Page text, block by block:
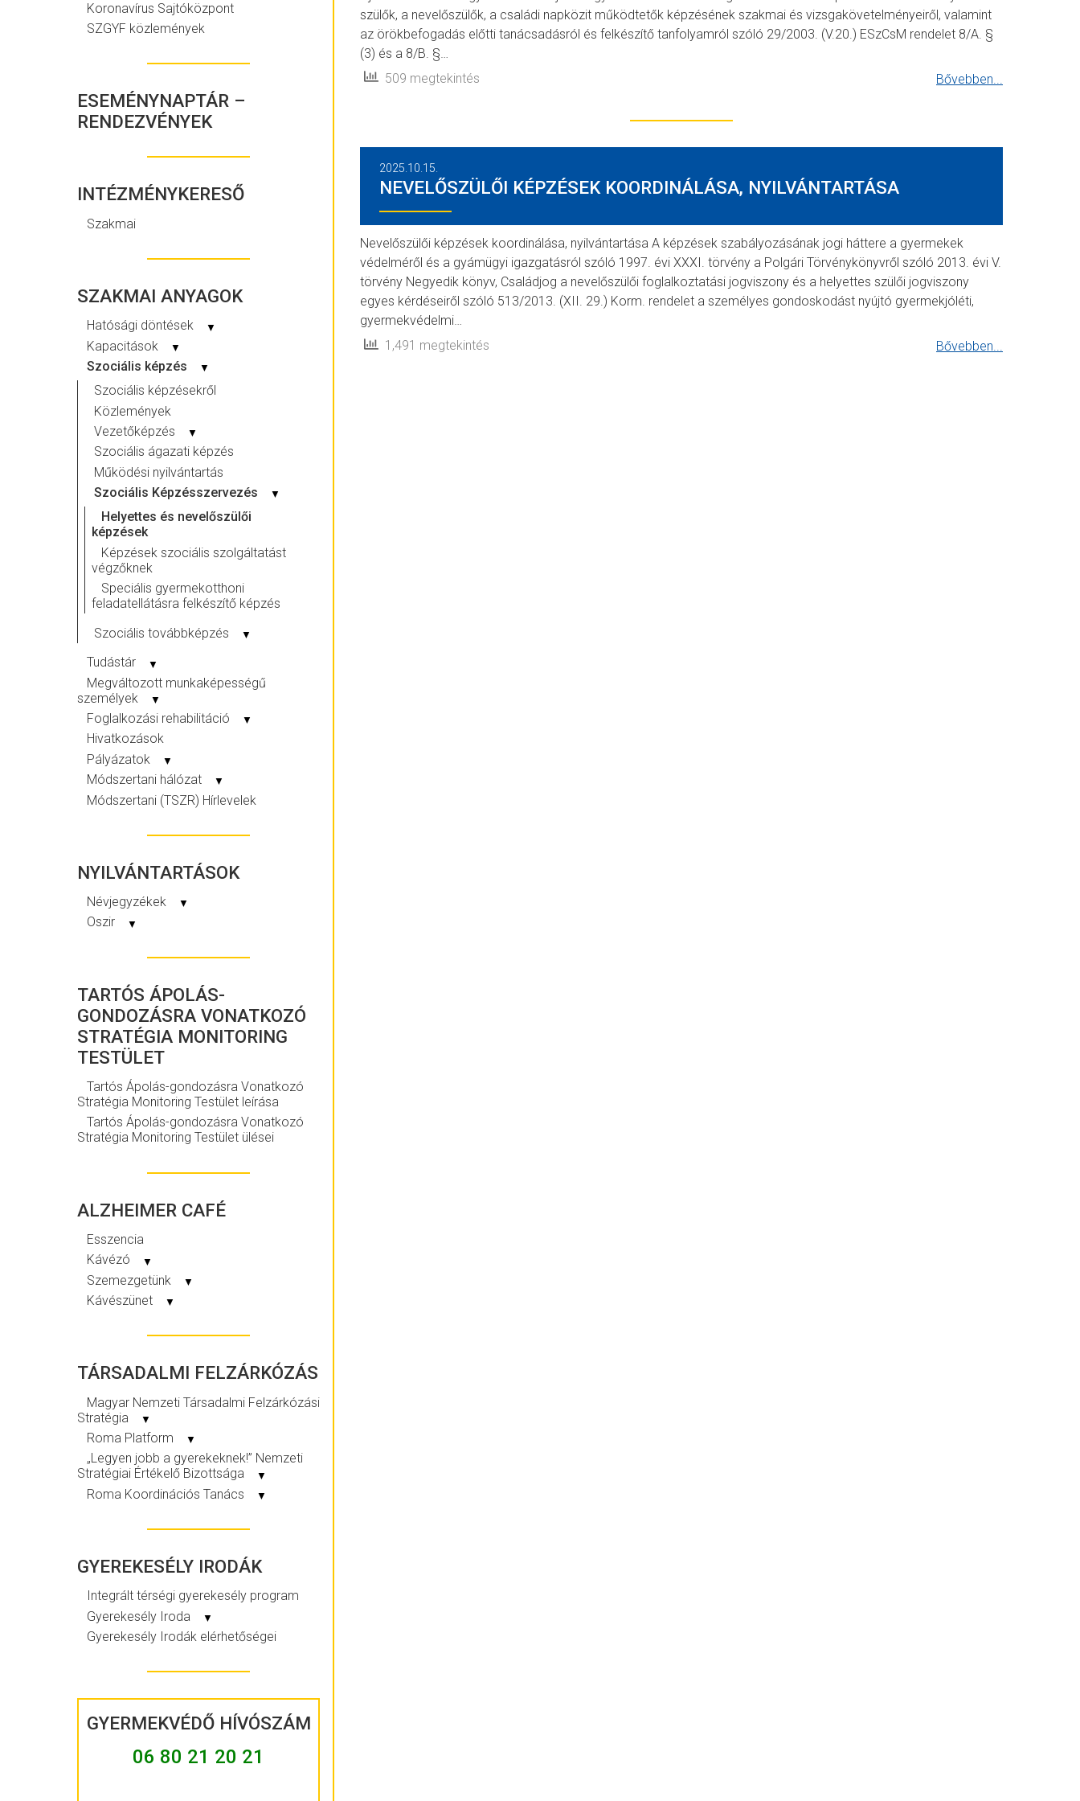
Koronavírus Sajtóközpont
SZGYF közlemények
ESEMÉNYNAPTÁR –
RENDEZVÉNYEK
INTÉZMÉNYKERESŐ
Szakmai
SZAKMAI ANYAGOK
Hatósági döntések ▼
Kapacitások ▼
Szociális képzés ▼
Szociális képzésekről
Közlemények
Vezetőképzés
▼
Szociális ágazati képzés
Működési nyilvántartás
Szociális Képzésszervezés
▼
Helyettes és nevelőszülői
képzések
Képzések szociális szolgáltatást
végzőknek
Speciális gyermekotthoni
feladatellátásra felkészítő képzés
Szociális továbbképzés
▼
Tudástár ▼
Megváltozott munkaképességű
személyek
▼
Foglalkozási rehabilitáció ▼
Hivatkozások
Pályázatok
▼
Módszertani hálózat ▼
Módszertani (TSZR) Hírlevelek
NYILVÁNTARTÁSOK
Névjegyzékek ▼
Oszir ▼
TARTÓS ÁPOLÁS-
GONDOZÁSRA VONATKOZÓ
STRATÉGIA MONITORING
TESTÜLET
Tartós Ápolás-gondozásra Vonatkozó
Stratégia Monitoring Testület leírása
Tartós Ápolás-gondozásra Vonatkozó
Stratégia Monitoring Testület ülései
ALZHEIMER CAFÉ
Esszencia
Kávézó
▼
Szemezgetünk ▼
Kávészünet ▼
TÁRSADALMI FELZÁRKÓZÁS
Magyar Nemzeti Társadalmi Felzárkózási
Stratégia
▼
Roma Platform ▼
„Legyen jobb a gyerekeknek!” Nemzeti
Stratégiai Értékelő Bizottsága
▼
Roma Koordinációs Tanács ▼
GYEREKESÉLY IRODÁK
Integrált térségi gyerekesély program
Gyerekesély Iroda
▼
Gyerekesély Irodák elérhetőségei
GYERMEKVÉDŐ HÍVÓSZÁM
06 80 21 20 21
szülők, a nevelőszülők, a családi napközit működtetők képzésének szakmai és vizsgakövetelményeiről, valamint
az örökbefogadás előtti tanácsadásról és felkészítő tanfolyamról szóló 29/2003. (V.20.) ESzCsM rendelet 8/A. §
(3) és a 8/B. §…
509 megtekintés
Bővebben...
2025.10.15.
NEVELŐSZÜLŐI KÉPZÉSEK KOORDINÁLÁSA, NYILVÁNTARTÁSA
Nevelőszülői képzések koordinálása, nyilvántartása A képzések szabályozásának jogi háttere a gyermekek
védelméről és a gyámügyi igazgatásról szóló 1997. évi XXXI. törvény a Polgári Törvénykönyvről szóló 2013. évi V.
törvény Negyedik könyv, Családjog a nevelőszülői foglalkoztatási jogviszony és a helyettes szülői jogviszony
egyes kérdéseiről szóló 513/2013. (XII. 29.) Korm. rendelet a személyes gondoskodást nyújtó gyermekjóléti,
gyermekvédelmi…
1,491 megtekintés
Bővebben...